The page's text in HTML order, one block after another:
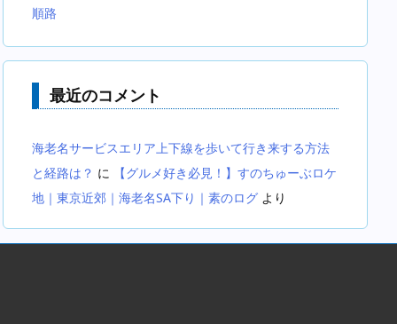
順路
最近のコメント
海老名サービスエリア上下線を歩いて行き来する方法
と経路は？ に
【グルメ好き必見！】すのちゅーぶロケ
地｜東京近郊｜海老名SA下り｜素のログ より